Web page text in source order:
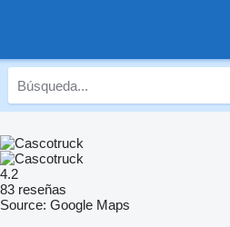
4.2
83 reseñas
Source: Google Maps